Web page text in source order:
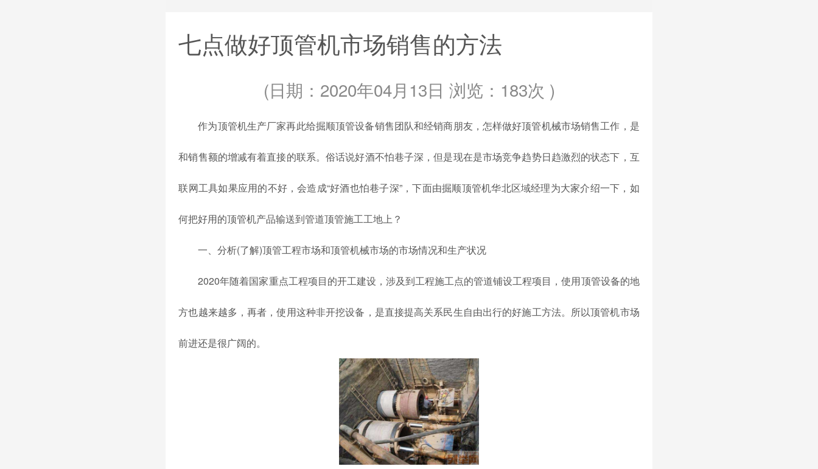
七点做好顶管机市场销售的方法
(日期：2020年04月13日 浏览： 183次 )
作为顶管机生产厂家再此给掘顺顶管设备销售团队和经销商朋友，怎样做好顶管机械市场销售工作，是
和销售额的增减有着直接的联系。俗话说好酒不怕巷子深，但是现在是市场竞争趋势日趋激烈的状态下，互
联网工具如果应用的不好，会造成“好酒也怕巷子深”，下面由掘顺顶管机华北区域经理为大家介绍一下，如
何把好用的顶管机产品输送到管道顶管施工工地上？
一、分析(了解)顶管工程市场和顶管机械市场的市场情况和生产状况
2020年随着国家重点工程项目的开工建设，涉及到工程施工点的管道铺设工程项目，使用顶管设备的地
方也越来越多，再者，使用这种非开挖设备，是直接提高关系民生自由出行的好施工方法。所以顶管机市场
前进还是很广阔的。